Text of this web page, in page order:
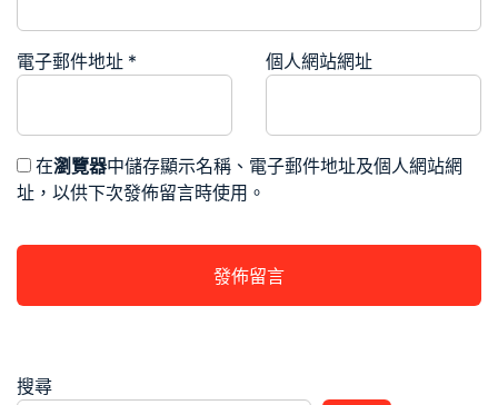
電子郵件地址 * 個人網站網址
在瀏覽器中儲存顯示名稱、電子郵件地址及個人網站網
址，以供下次發佈留言時使用。
搜尋